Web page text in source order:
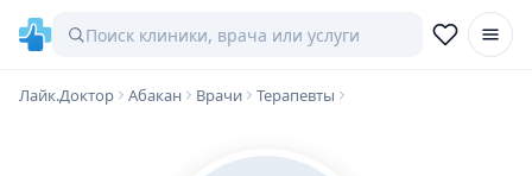
Лайк.Доктор Абакан Врачи Терапевты